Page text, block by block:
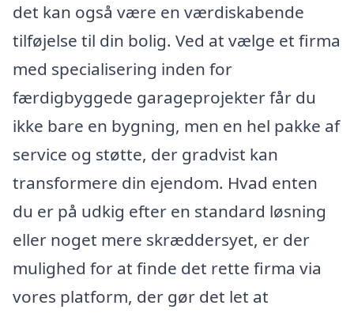
det kan også være en værdiskabende
tilføjelse til din bolig. Ved at vælge et firma
med specialisering inden for
færdigbyggede garageprojekter får du
ikke bare en bygning, men en hel pakke af
service og støtte, der gradvist kan
transformere din ejendom. Hvad enten
du er på udkig efter en standard løsning
eller noget mere skræddersyet, er der
mulighed for at finde det rette firma via
vores platform, der gør det let at